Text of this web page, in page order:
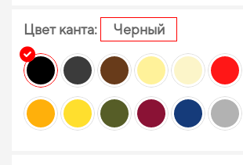
Цвет канта: Черный